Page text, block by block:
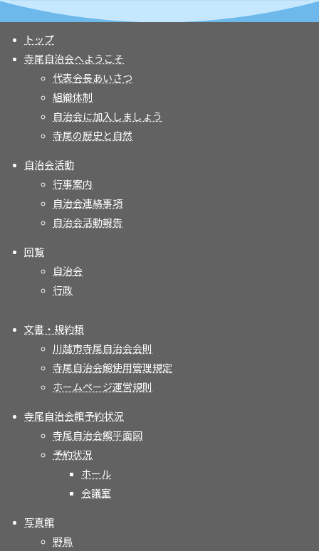
トップ
寺尾自治会へようこそ
代表会長あいさつ
組織体制
自治会に加入しましょう
寺尾の歴史と自然
自治会活動
行事案内
自治会連絡事項
自治会活動報告
回覧
自治会
行政
文書・規約類
川越市寺尾自治会会則
寺尾自治会館使用管理規定
ホームページ運営規則
寺尾自治会館予約状況
寺尾自治会館平面図
予約状況
ホール
会議室
写真館
野鳥